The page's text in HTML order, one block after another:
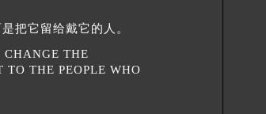
兴安盟市乌兰浩特市兴安大街萧邦售后服务
平城区迎宾街萧邦售后服务中心（需提前预约
城区黄华街萧邦售后服务中心（需提前预约）
把它留给戴它的人。
THE
TO THE PEOPLE WHO